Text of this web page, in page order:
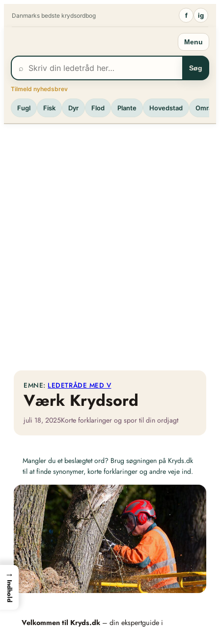
Danmarks bedste krydsordbog f ig
Menu
⌕ Søg
Tilmeld nyhedsbrev
Fugl Fisk Dyr Flod Plante Hovedstad Område
EMNE: LEDETRÅDE MED V
Værk Krydsord
juli 18, 2025Korte forklaringer og spor til din ordjagt
Mangler du et beslægtet ord? Brug søgningen på Kryds.dk
til at finde synonymer, korte forklaringer og andre veje ind.
Velkommen til Kryds.dk – din ekspertguide i
→
Indhold